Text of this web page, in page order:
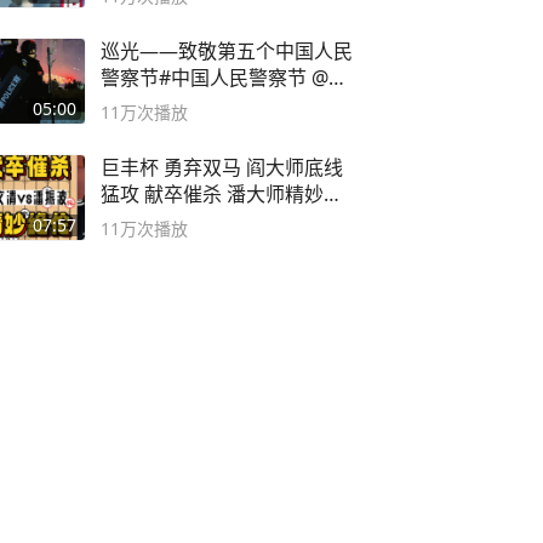
05:00
巡光——致敬第五个中国人民
警察节#中国人民警察节 @抖
音小助手
11万次播放
07:57
巨丰杯 勇弃双马 阎大师底线
猛攻 献卒催杀 潘大师精妙入
局
11万次播放